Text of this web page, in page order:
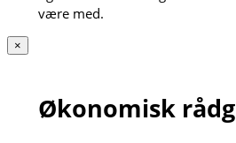
være med.
×
Økonomisk